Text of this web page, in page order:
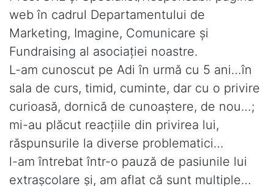
web în cadrul Departamentului de
Marketing, Imagine, Comunicare şi
Fundraising al asociaţiei noastre.
L-am cunoscut pe Adi în urmă cu 5 ani…în
sala de curs, timid, cuminte, dar cu o privire
curioasă, dornică de cunoaştere, de nou…;
mi-au plăcut reacţiile din privirea lui,
răspunsurile la diverse problematici…
l-am întrebat într-o pauză de pasiunile lui
extraşcolare şi, am aflat că sunt multiple…